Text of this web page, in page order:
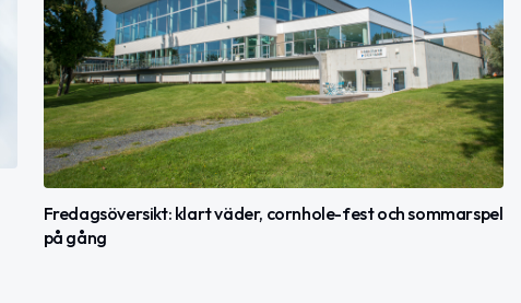
Fredagsöversikt: klart väder, cornhole-fest och sommarspel
på gång